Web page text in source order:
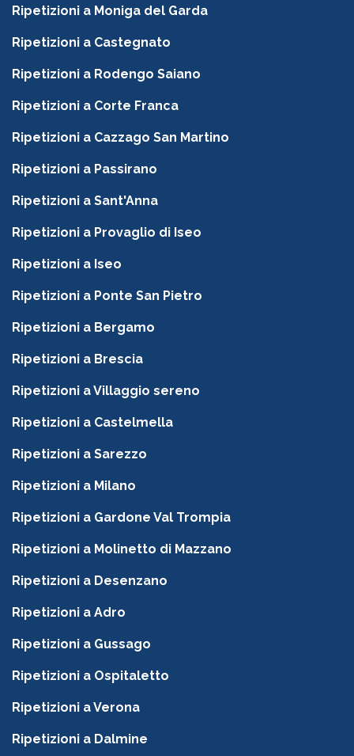
Ripetizioni a Moniga del Garda
Ripetizioni a Castegnato
Ripetizioni a Rodengo Saiano
Ripetizioni a Corte Franca
Ripetizioni a Cazzago San Martino
Ripetizioni a Passirano
Ripetizioni a Sant'Anna
Ripetizioni a Provaglio di Iseo
Ripetizioni a Iseo
Ripetizioni a Ponte San Pietro
Ripetizioni a Bergamo
Ripetizioni a Brescia
Ripetizioni a Villaggio sereno
Ripetizioni a Castelmella
Ripetizioni a Sarezzo
Ripetizioni a Milano
Ripetizioni a Gardone Val Trompia
Ripetizioni a Molinetto di Mazzano
Ripetizioni a Desenzano
Ripetizioni a Adro
Ripetizioni a Gussago
Ripetizioni a Ospitaletto
Ripetizioni a Verona
Ripetizioni a Dalmine